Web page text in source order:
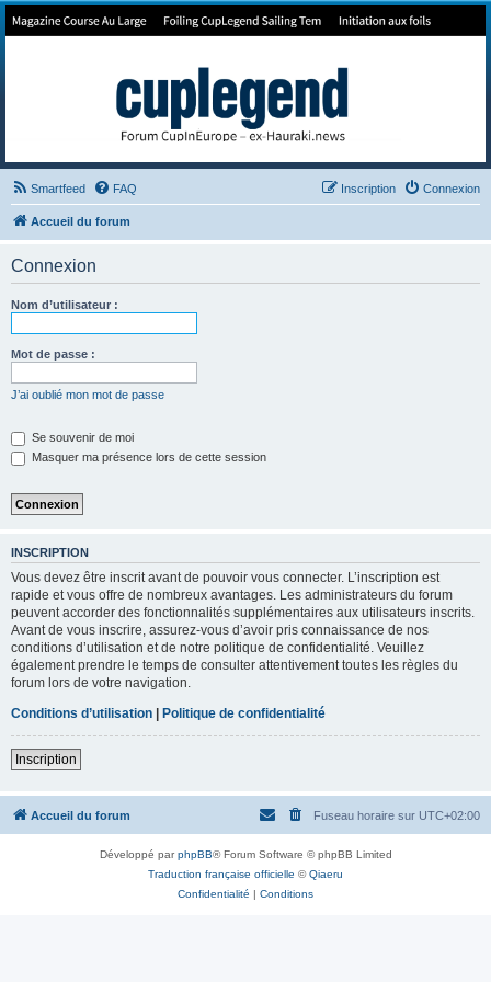
Forum de Cup In Europe
Smartfeed FAQ Connexion
Inscription
Accueil du forum
Connexion
Nom d’utilisateur :
Mot de passe :
J’ai oublié mon mot de passe
Se souvenir de moi
Masquer ma présence lors de cette session
INSCRIPTION
Vous devez être inscrit avant de pouvoir vous connecter. L’inscription est
rapide et vous offre de nombreux avantages. Les administrateurs du forum
peuvent accorder des fonctionnalités supplémentaires aux utilisateurs inscrits.
Avant de vous inscrire, assurez-vous d’avoir pris connaissance de nos
conditions d’utilisation et de notre politique de confidentialité. Veuillez
également prendre le temps de consulter attentivement toutes les règles du
forum lors de votre navigation.
Conditions d’utilisation
Politique de confidentialité
Inscription
Accueil du forum Fuseau horaire sur UTC+02:00
Développé parphpBB® Forum Software © phpBB Limited
Traduction française officielle ©Qiaeru
Confidentialité | Conditions